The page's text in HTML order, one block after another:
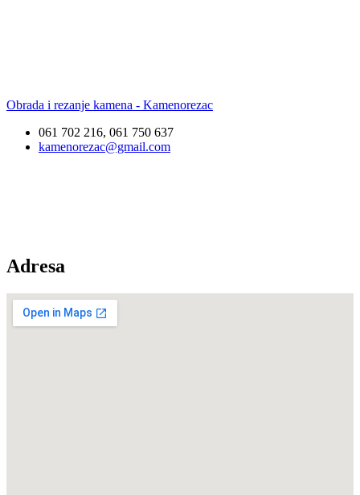
Obrada i rezanje kamena - Kamenorezac
061 702 216, 061 750 637
kamenorezac@gmail.com
Adresa